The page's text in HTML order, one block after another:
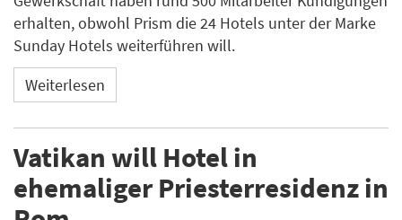
erhalten, obwohl Prism die 24 Hotels unter der Marke
Sunday Hotels weiterführen will.
Weiterlesen
Vatikan will Hotel in
ehemaliger Priesterresidenz in